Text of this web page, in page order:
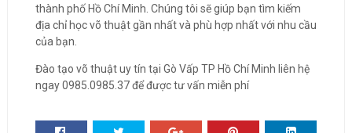
thành phố Hồ Chí Minh. Chúng tôi sẽ giúp bạn tìm kiếm
địa chỉ học võ thuật gần nhất và phù hợp nhất với nhu cầu
của bạn.
Đào tạo võ thuật uy tín tại Gò Vấp TP Hồ Chí Minh liên hệ
ngay 0985.0985.37 để được tư vấn miễn phí